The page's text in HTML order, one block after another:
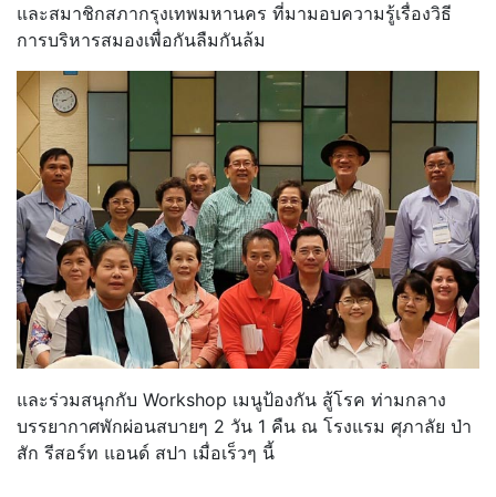
และสมาชิกสภากรุงเทพมหานคร ที่มามอบความรู้เรื่องวิธี
การบริหารสมองเพื่อกันลืมกันล้ม
และร่วมสนุกกับ Workshop เมนูป้องกัน สู้โรค ท่ามกลาง
บรรยากาศพักผ่อนสบายๆ 2 วัน 1 คืน ณ โรงแรม ศุภาลัย ป่า
สัก รีสอร์ท แอนด์ สปา เมื่อเร็วๆ นี้